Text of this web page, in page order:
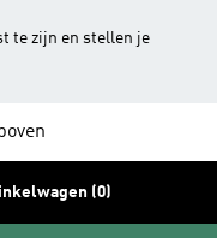
te zijn en stellen je
(0)